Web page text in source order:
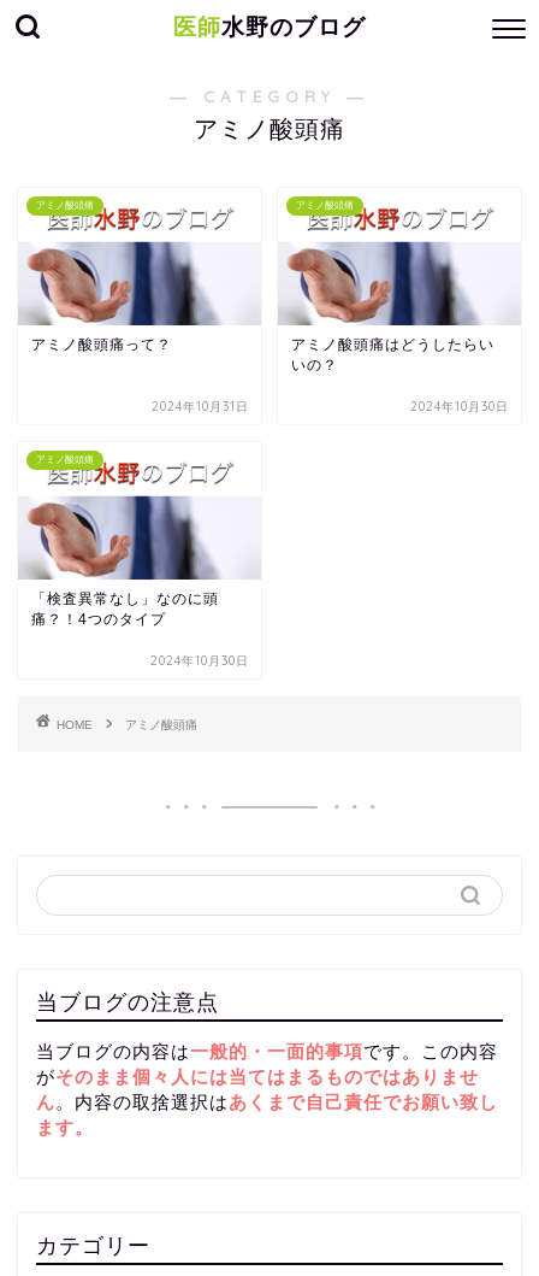
医師水野のブログ
― CATEGORY ―
アミノ酸頭痛
アミノ酸頭痛
アミノ酸頭痛って？
2024年10月31日
アミノ酸頭痛
アミノ酸頭痛はどうしたらい
いの？
2024年10月30日
アミノ酸頭痛
「検査異常なし」なのに頭
痛？！4つのタイプ
2024年10月30日
HOME アミノ酸頭痛
当ブログの注意点
当ブログの内容は一般的・一面的事項です。この内容
がそのまま個々人には当てはまるものではありませ
ん。内容の取捨選択はあくまで自己責任でお願い致し
ます。
カテゴリー